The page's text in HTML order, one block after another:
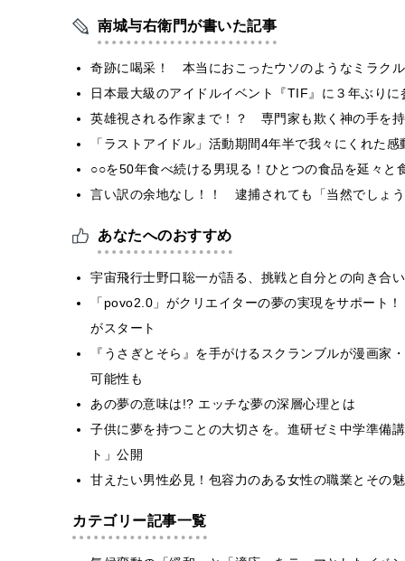
南城与右衛門が書いた記事
奇跡に喝采！ 本当におこったウソのようなミラク
日本最大級のアイドルイベント『TIF』に３年ぶりに
英雄視される作家まで！？ 専門家も欺く神の手を
「ラストアイドル」活動期間4年半で我々にくれた
○○を50年食べ続ける男現る！ひとつの食品を延々と
言い訳の余地なし！！ 逮捕されても「当然でしょ
あなたへのおすすめ
宇宙飛行士野口聡一が語る、挑戦と自分との向き合
「povo2.0」がクリエイターの夢の実現をサポート
がスタート
『うさぎとそら』を手がけるスクランブルが漫画家
可能性も
あの夢の意味は!? エッチな夢の深層心理とは
子供に夢を持つことの大切さを。進研ゼミ中学準備
ト」公開
甘えたい男性必見！包容力のある女性の職業とその
カテゴリー記事一覧